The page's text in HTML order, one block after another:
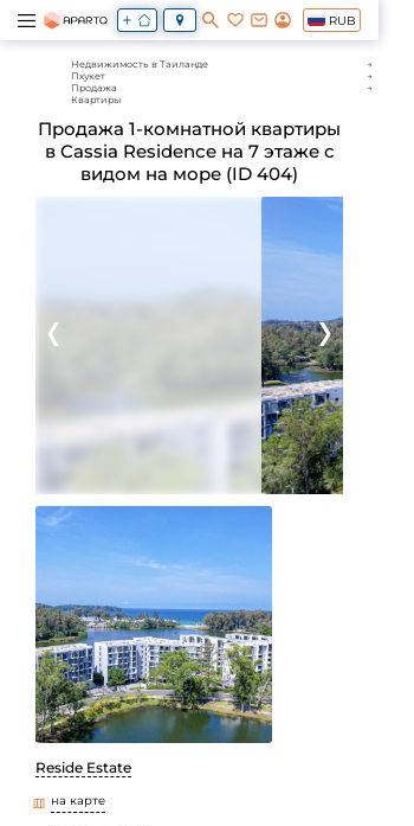
RUB
Недвижимость в Таиланде
Пхукет
Продажа
Квартиры
Продажа 1-комнатной квартиры
в Cassia Residence на 7 этаже с
видом на море (ID 404)
Reside Estate
на карте